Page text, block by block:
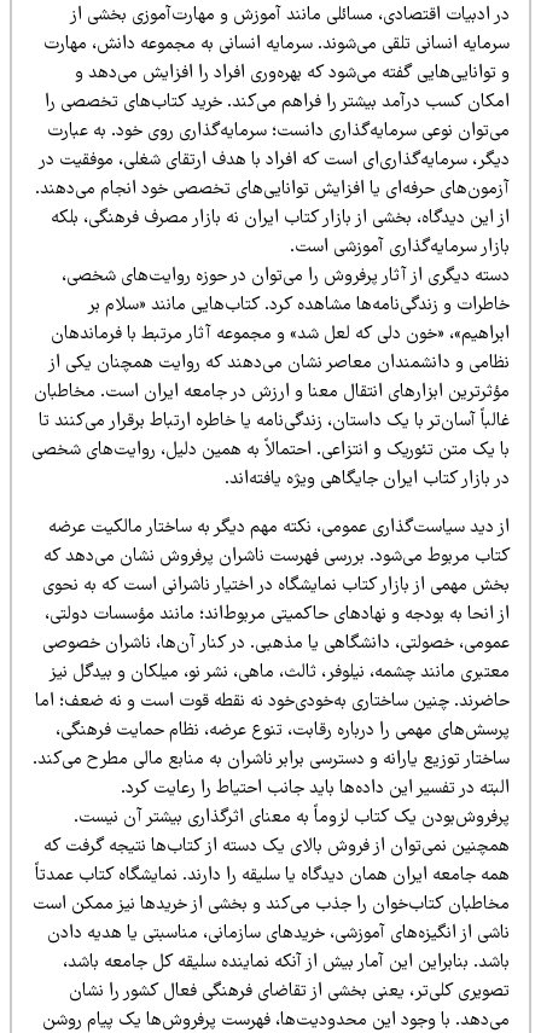
ادبیات اقتصادی، مسائلی مانند آموزش و مهارت‌آموزی بخشی از
انسانی تلقی می‌شوند. سرمایه انسانی به مجموعه دانش، مهارت
توانایی‌هایی گفته می‌شود که بهره‌وری افراد را افزایش می‌دهد و
کسب درآمد بیشتر را فراهم می‌کند. خرید کتاب‌های تخصصی را
نوعی سرمایه‌گذاری دانست؛ سرمایه‌گذاری روی خود. به عبارت
سرمایه‌گذاری‌ای است که افراد با هدف ارتقای شغلی، موفقیت در
حرفه‌ای یا افزایش توانایی‌های تخصصی خود انجام می‌دهند.
این دیدگاه، بخشی از بازار کتاب ایران نه بازار مصرف فرهنگی، بلکه
سرمایه‌گذاری آموزشی است.
دیگری از آثار پرفروش را می‌توان در حوزه روایت‌های شخصی،
و زندگی‌نامه‌ها مشاهده کرد. کتاب‌هایی مانند «سلام بر
«خون دلی که لعل شد» و مجموعه آثار مرتبط با فرماندهان
و دانشمندان معاصر نشان می‌دهند که روایت همچنان یکی از
ابزارهای انتقال معنا و ارزش در جامعه ایران است. مخاطبان
آسان‌تر با یک داستان، زندگی‌نامه یا خاطره ارتباط برقرار می‌کنند تا
یک متن تئوریک و انتزاعی. احتمالاً به همین دلیل، روایت‌های شخصی
بازار کتاب ایران جایگاهی ویژه یافته‌اند.
دید سیاست‌گذاری عمومی، نکته مهم دیگر به ساختار مالکیت عرضه
مربوط می‌شود. بررسی فهرست ناشران پرفروش نشان می‌دهد که
مهمی از بازار کتاب نمایشگاه در اختیار ناشرانی است که به نحوی
انحا به بودجه و نهادهای حاکمیتی مربوط‌اند؛ مانند مؤسسات دولتی،
خصولتی، دانشگاهی یا مذهبی. در کنار آن‌ها، ناشران خصوصی
مانند چشمه، نیلوفر، ثالث، ماهی، نشر نو، میلکان و بیدگل نیز
چنین ساختاری به‌خودی‌خود نه نقطه قوت است و نه ضعف؛ اما
مهمی را درباره رقابت، تنوع عرضه، نظام حمایت فرهنگی،
توزیع یارانه و دسترسی برابر ناشران به منابع مالی مطرح می‌کند.
در تفسیر این داده‌ها باید جانب احتیاط را رعایت کرد.
یک کتاب لزوماً به معنای اثرگذاری بیشتر آن نیست.
نمی‌توان از فروش بالای یک دسته از کتاب‌ها نتیجه گرفت که
جامعه ایران همان دیدگاه یا سلیقه را دارند. نمایشگاه کتاب عمدتاً
کتاب‌خوان را جذب می‌کند و بخشی از خریدها نیز ممکن است
از انگیزه‌های آموزشی، خریدهای سازمانی، مناسبتی یا هدیه دادن
بنابراین این آمار بیش از آنکه نماینده سلیقه کل جامعه باشد،
کلی‌تر، یعنی بخشی از تقاضای فرهنگی فعال کشور را نشان
با وجود این محدودیت‌ها، فهرست پرفروش‌ها یک پیام روشن